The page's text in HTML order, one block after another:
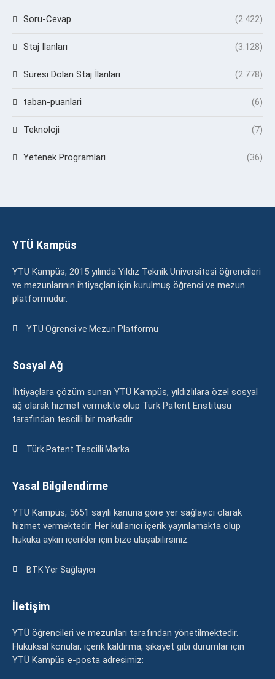
Soru-Cevap (2.422)
Staj İlanları (3.128)
Süresi Dolan Staj İlanları (2.778)
taban-puanlari (6)
Teknoloji (7)
Yetenek Programları (36)
YTÜ Kampüs
YTÜ Kampüs, 2015 yılında Yıldız Teknik Üniversitesi öğrencileri
ve mezunlarının ihtiyaçları için kurulmuş öğrenci ve mezun
platformudur.
YTÜ Öğrenci ve Mezun Platformu
Sosyal Ağ
İhtiyaçlara çözüm sunan YTÜ Kampüs, yıldızlılara özel sosyal
ağ olarak hizmet vermekte olup Türk Patent Enstitüsü
tarafından tescilli bir markadır.
Türk Patent Tescilli Marka
Yasal Bilgilendirme
YTÜ Kampüs, 5651 sayılı kanuna göre yer sağlayıcı olarak
hizmet vermektedir. Her kullanıcı içerik yayınlamakta olup
hukuka aykırı içerikler için bize ulaşabilirsiniz.
BTK Yer Sağlayıcı
İletişim
YTÜ öğrencileri ve mezunları tarafından yönetilmektedir.
Hukuksal konular, içerik kaldırma, şikayet gibi durumlar için
YTÜ Kampüs e-posta adresimiz: